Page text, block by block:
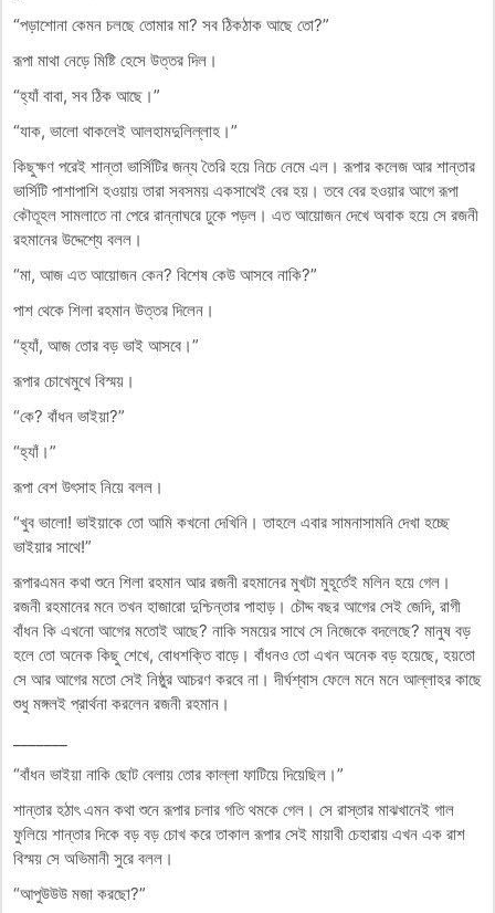
“পড়াশোনা কেমন চলছে তোমার মা? সব ঠিকঠাক আছে তো?”
রূপা মাথা নেড়ে মিষ্টি হেসে উত্তর দিল।
“হ্যাঁ বাবা, সব ঠিক আছে।”
“যাক, ভালো থাকলেই আলহামদুলিল্লাহ।”
কিছুক্ষণ পরেই শান্তা ভার্সিটির জন্য তৈরি হয়ে নিচে নেমে এল। রূপার কলেজ আর শান্তার
ভার্সিটি পাশাপাশি হওয়ায় তারা সবসময় একসাথেই বের হয়। তবে বের হওয়ার আগে রূপা
কৌতূহল সামলাতে না পেরে রান্নাঘরে ঢুকে পড়ল। এত আয়োজন দেখে অবাক হয়ে সে রজনী
রহমানের উদ্দেশ্যে বলল।
“মা, আজ এত আয়োজন কেন? বিশেষ কেউ আসবে নাকি?”
পাশ থেকে শিলা রহমান উত্তর দিলেন।
“হ্যাঁ, আজ তোর বড় ভাই আসবে।”
রূপার চোখেমুখে বিস্ময়।
“কে? বাঁধন ভাইয়া?”
“হ্যাঁ।”
রূপা বেশ উৎসাহ নিয়ে বলল।
“খুব ভালো! ভাইয়াকে তো আমি কখনো দেখিনি। তাহলে এবার সামনাসামনি দেখা হচ্ছে
ভাইয়ার সাথে!”
রূপারএমন কথা শুনে শিলা রহমান আর রজনী রহমানের মুখটা মুহূর্তেই মলিন হয়ে গেল।
রজনী রহমানের মনে তখন হাজারো দুশ্চিন্তার পাহাড়। চৌদ্দ বছর আগের সেই জেদি, রাগী
বাঁধন কি এখনো আগের মতোই আছে? নাকি সময়ের সাথে সে নিজেকে বদলেছে? মানুষ বড়
হলে তো অনেক কিছু শেখে, বোধশক্তি বাড়ে। বাঁধনও তো এখন অনেক বড় হয়েছে, হয়তো
সে আর আগের মতো সেই নিষ্ঠুর আচরণ করবে না। দীর্ঘশ্বাস ফেলে মনে মনে আল্লাহর কাছে
শুধু মঙ্গলই প্রার্থনা করলেন রজনী রহমান।
“বাঁধন ভাইয়া নাকি ছোট বেলায় তোর কাল্লা ফাটিয়ে দিয়েছিল।”
শান্তার হঠাৎ এমন কথা শুনে রূপার চলার গতি থমকে গেল। সে রাস্তার মাঝখানেই গাল
ফুলিয়ে শান্তার দিকে বড় বড় চোখ করে তাকাল রূপার সেই মায়াবী চেহারায় এখন এক রাশ
বিস্ময় সে অভিমানী সুরে বলল।
“আপুউউউ মজা করছো?”